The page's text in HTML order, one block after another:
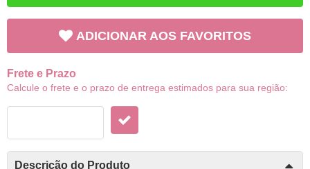
ADICIONAR AOS FAVORITOS
Frete e Prazo
Calcule o frete e o prazo de entrega estimados para sua região:
Descrição do Produto